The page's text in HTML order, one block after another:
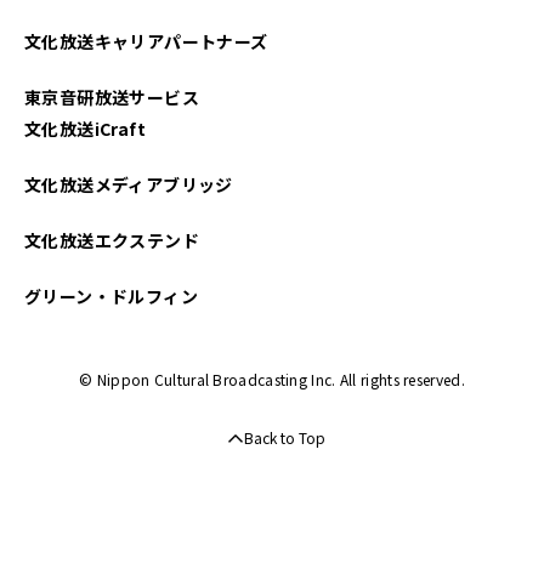
2025年01月
2024年12月
2024年11月
文化放送キャリアパートナーズ
東京音研放送サービス
文化放送iCraft
文化放送メディアブリッジ
文化放送エクステンド
グリーン・ドルフィン
© Nippon Cultural Broadcasting Inc. All rights reserved.
Back to Top